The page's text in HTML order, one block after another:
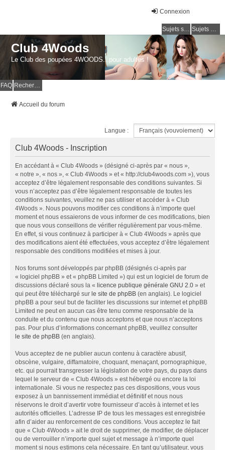
Connexion
Sujets sans réponse Sujets actifs
Club 4Woods
Le Club des poupées 4WOODS...pour adultes !
FAQ
Accueil du forum
Langue :
Club 4Woods - Inscription
En accédant à « Club 4Woods » (désigné ci-après par « nous »,
« notre », « nos », « Club 4Woods » et « http://club4woods.com »), vous
acceptez d’être légalement responsable des conditions suivantes. Si
vous n’acceptez pas d’être légalement responsable de toutes les
conditions suivantes, veuillez ne pas utiliser et accéder à « Club
4Woods ». Nous pouvons modifier ces conditions à n’importe quel
moment et nous essaierons de vous informer de ces modifications, bien
que nous vous conseillons de vérifier régulièrement par vous-même.
En effet, si vous continuez à participer à « Club 4Woods » après que
des modifications aient été effectuées, vous acceptez d’être légalement
responsable des conditions modifiées et mises à jour.
Nos forums sont développés par phpBB (désignés ci-après par
« logiciel phpBB » et « phpBB Limited ») qui est un logiciel de forum de
discussions déclaré sous la « licence publique générale GNU 2.0 » et
qui peut être téléchargé sur le site de phpBB (en anglais). Le logiciel
phpBB a pour seul but de faciliter les discussions sur internet et phpBB
Limited ne peut en aucun cas être tenu comme responsable de la
conduite et du contenu que nous acceptons et que nous n’acceptons
pas. Pour plus d’informations concernant phpBB, veuillez consulter
le site de phpBB (en anglais).
Vous acceptez de ne publier aucun contenu à caractère abusif,
obscène, vulgaire, diffamatoire, choquant, menaçant, pornographique,
etc. qui pourrait transgresser la législation de votre pays, du pays dans
lequel le serveur de « Club 4Woods » est hébergé ou encore la loi
internationale. Si vous ne respectez pas ces dispositions, vous vous
exposez à un bannissement immédiat et définitif et nous nous
réservons le droit d’avertir votre fournisseur d’accès à internet et les
autorités officielles. L’adresse IP de tous les messages est enregistrée
afin d’aider au renforcement de ces conditions. Vous acceptez le fait
que « Club 4Woods » ait le droit de supprimer, de modifier, de déplacer
ou de verrouiller n’importe quel sujet et message à n’importe quel
moment si nous estimons cela nécessaire. En tant qu’utilisateur, vous